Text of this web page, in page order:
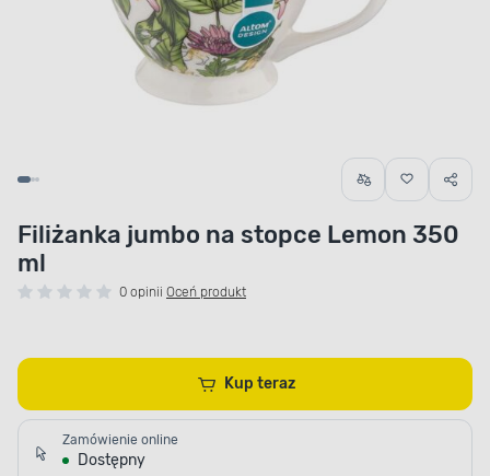
Filiżanka jumbo na stopce Lemon 350
ml
0 opinii Oceń produkt
Kup teraz
Zamówienie online
Dostępny